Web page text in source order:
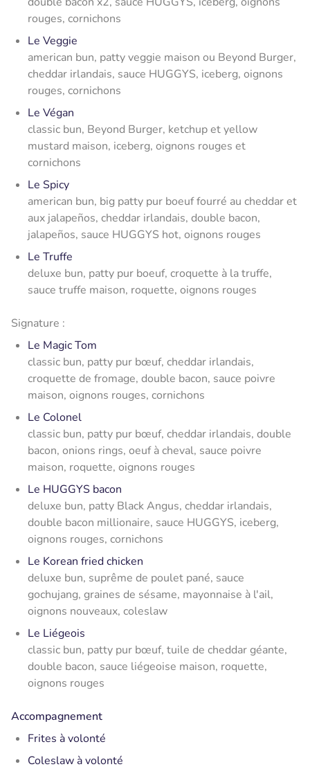
rouges, cornichons
Le Veggie
american bun, patty veggie maison ou Beyond Burger,
cheddar irlandais, sauce HUGGYS, iceberg, oignons
rouges, cornichons
Le Végan
classic bun, Beyond Burger, ketchup et yellow
mustard maison, iceberg, oignons rouges et
cornichons
Le Spicy
american bun, big patty pur boeuf fourré au cheddar et
aux jalapeños, cheddar irlandais, double bacon,
jalapeños, sauce HUGGYS hot, oignons rouges
Le Truffe
deluxe bun, patty pur boeuf, croquette à la truffe,
sauce truffe maison, roquette, oignons rouges
Signature :
Le Magic Tom
classic bun, patty pur bœuf, cheddar irlandais,
croquette de fromage, double bacon, sauce poivre
maison, oignons rouges, cornichons
Le Colonel
classic bun, patty pur bœuf, cheddar irlandais, double
bacon, onions rings, oeuf à cheval, sauce poivre
maison, roquette, oignons rouges
Le HUGGYS bacon
deluxe bun, patty Black Angus, cheddar irlandais,
double bacon millionaire, sauce HUGGYS, iceberg,
oignons rouges, cornichons
Le Korean fried chicken
deluxe bun, suprême de poulet pané, sauce
gochujang, graines de sésame, mayonnaise à l'ail,
oignons nouveaux, coleslaw
Le Liégeois
classic bun, patty pur bœuf, tuile de cheddar géante,
double bacon, sauce liégeoise maison, roquette,
oignons rouges
Accompagnement
Frites à volonté
Coleslaw à volonté